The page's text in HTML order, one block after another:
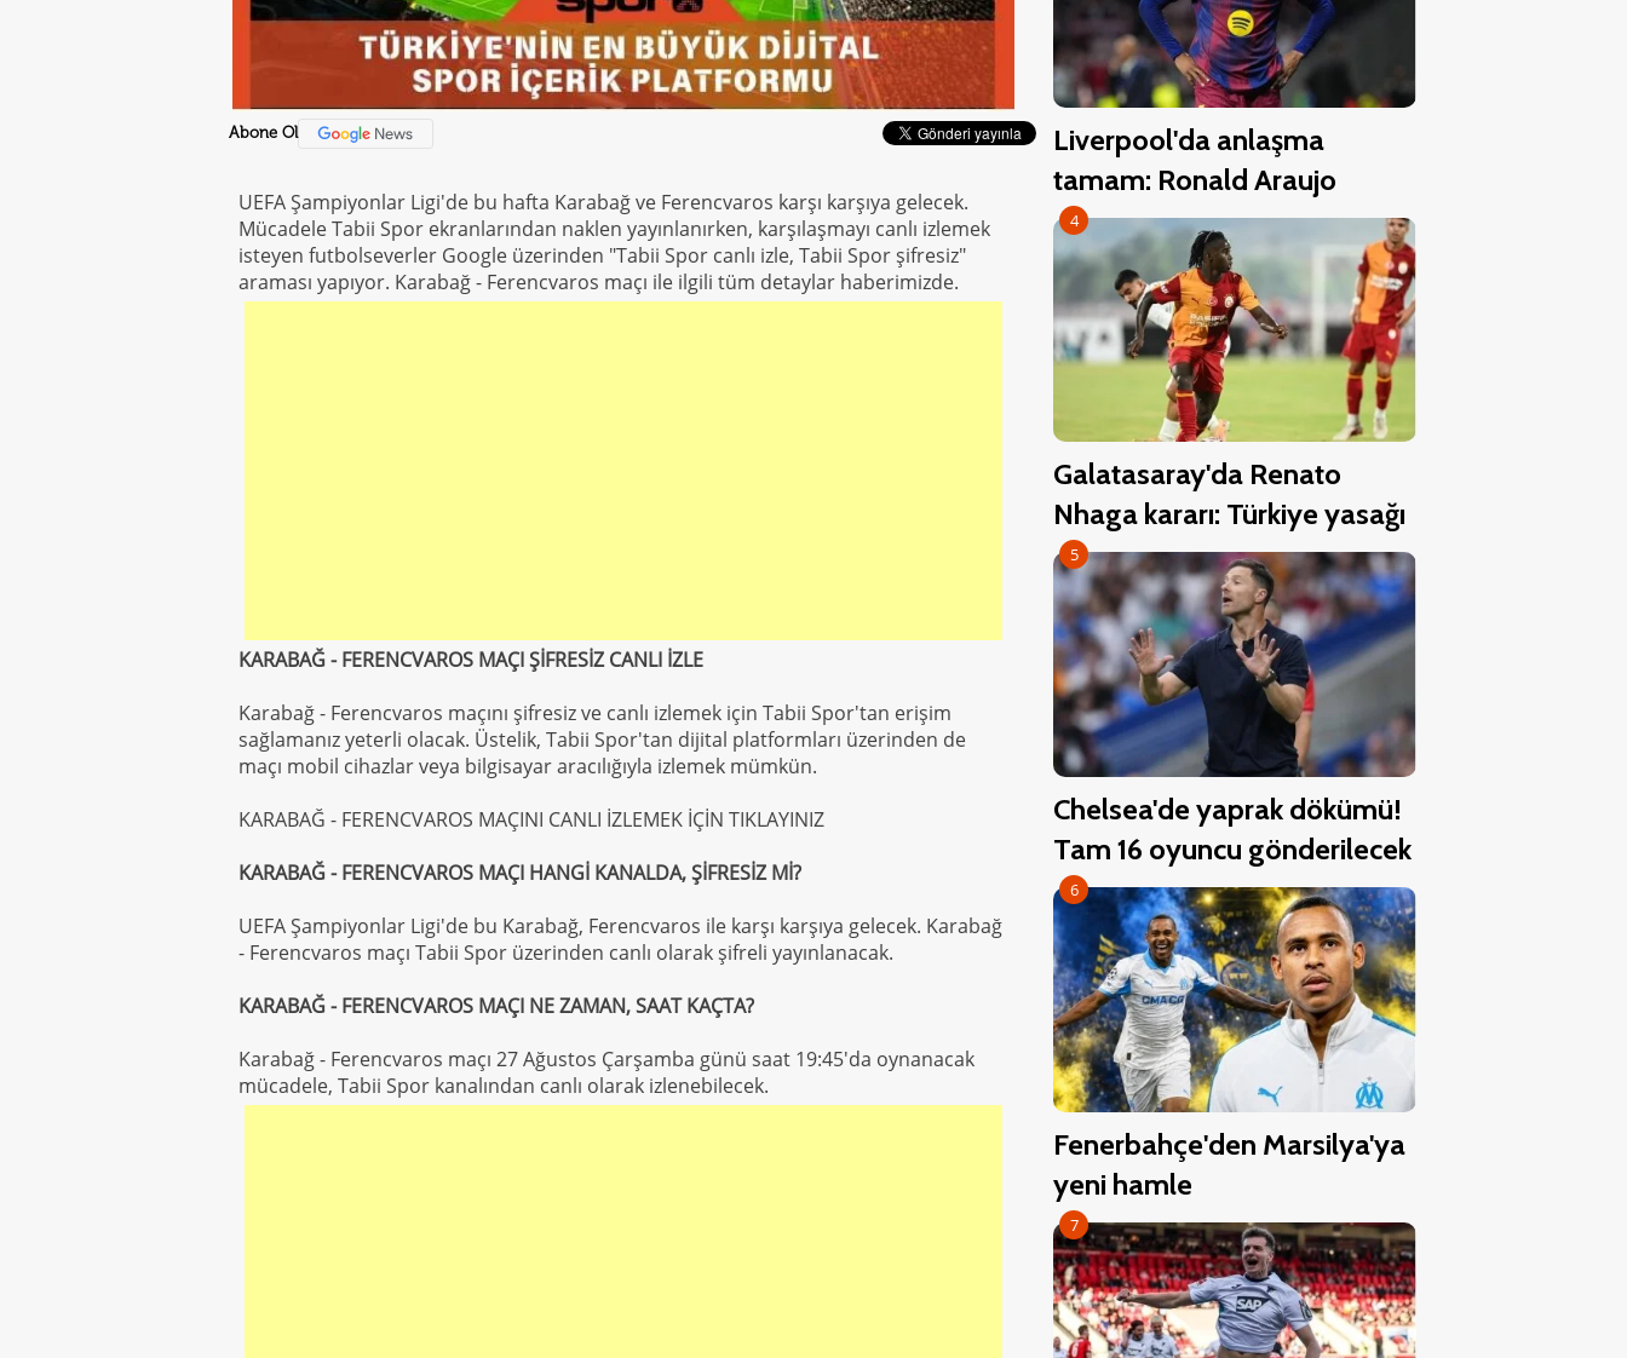
Abone Ol
UEFA Şampiyonlar Ligi'de bu hafta Karabağ ve Ferencvaros karşı karşıya gelecek.
Mücadele Tabii Spor ekranlarından naklen yayınlanırken, karşılaşmayı canlı izlemek
isteyen futbolseverler Google üzerinden "Tabii Spor canlı izle, Tabii Spor şifresiz"
araması yapıyor. Karabağ - Ferencvaros maçı ile ilgili tüm detaylar haberimizde.
KARABAĞ - FERENCVAROS MAÇI ŞİFRESİZ CANLI İZLE
Karabağ - Ferencvaros maçını şifresiz ve canlı izlemek için Tabii Spor'tan erişim
sağlamanız yeterli olacak. Üstelik, Tabii Spor'tan dijital platformları üzerinden de
maçı mobil cihazlar veya bilgisayar aracılığıyla izlemek mümkün.
KARABAĞ - FERENCVAROS MAÇINI CANLI İZLEMEK İÇİN TIKLAYINIZ
KARABAĞ - FERENCVAROS MAÇI HANGİ KANALDA, ŞİFRESİZ Mİ?
UEFA Şampiyonlar Ligi'de bu Karabağ, Ferencvaros ile karşı karşıya gelecek. Karabağ
- Ferencvaros maçı Tabii Spor üzerinden canlı olarak şifreli yayınlanacak.
KARABAĞ - FERENCVAROS MAÇI NE ZAMAN, SAAT KAÇTA?
Karabağ - Ferencvaros maçı 27 Ağustos Çarşamba günü saat 19:45'da oynanacak
mücadele, Tabii Spor kanalından canlı olarak izlenebilecek.
Liverpool'da anlaşma
tamam: Ronald Araujo
4
Galatasaray'da Renato
Nhaga kararı: Türkiye yasağı
5
Chelsea'de yaprak dökümü!
Tam 16 oyuncu gönderilecek
6
Fenerbahçe'den Marsilya'ya
yeni hamle
7